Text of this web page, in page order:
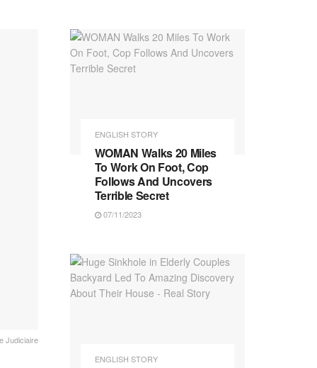
Judiciaire
ENGLISH STORY
WOMAN Walks 20 Miles
To Work On Foot, Cop
Follows And Uncovers
Terrible Secret
07/11/2023
ENGLISH STORY